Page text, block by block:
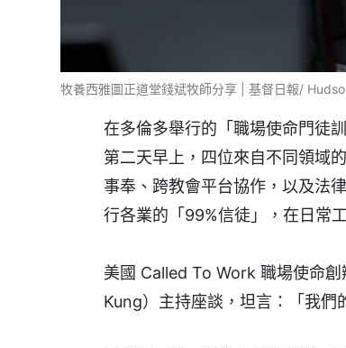
牧養西雅圖正道堂錢斌牧師分享 | 基督日報/
在多倫多舉行的「職場使命門徒
第二天早上，四位來自不同領域
事奉、跨教會平台協作，以及法
行各業的「99%信徒」，在日常
美國 Called To Work 職場使命
Kung）主持座談，坦言：「我們